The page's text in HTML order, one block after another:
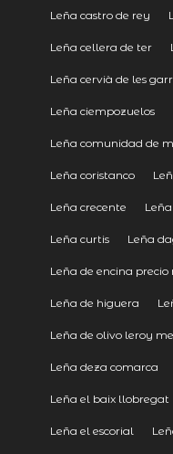
Leña castro de rey
Leña cellera de ter
Leña cervià de les
Leña ciempozuelos
Leña comunidad de
Leña coristanco
Leña crecente
Leña curtis Leña
Leña de encina
Leña de higuera
Leña de olivo leroy
Leña deza comarca
Leña el baix llobregat
Leña el escorial